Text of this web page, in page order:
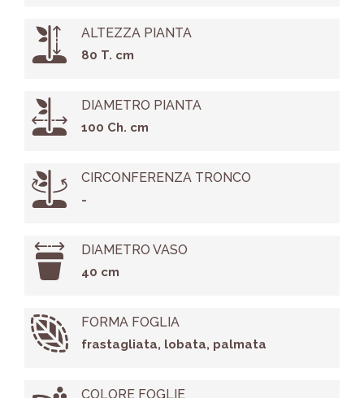
ALTEZZA PIANTA
80 T. cm
DIAMETRO PIANTA
100 Ch. cm
CIRCONFERENZA TRONCO
-
DIAMETRO VASO
40 cm
FORMA FOGLIA
frastagliata, lobata, palmata
COLORE FOGLIE